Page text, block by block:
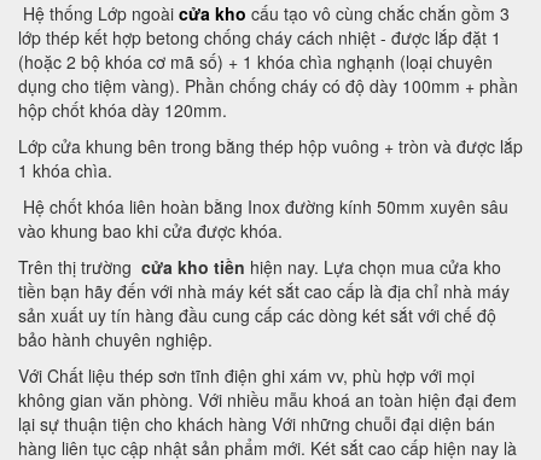
Hệ thống Lớp ngoài cửa kho cấu tạo vô cùng chắc chắn gồm 3
lớp thép kết hợp betong chống cháy cách nhiệt - được lắp đặt 1
(hoặc 2 bộ khóa cơ mã số) + 1 khóa chìa nghạnh (loại chuyên
dụng cho tiệm vàng). Phần chống cháy có độ dày 100mm + phần
hộp chốt khóa dày 120mm.
Lớp cửa khung bên trong bằng thép hộp vuông + tròn và được lắp
1 khóa chìa.
Hệ chốt khóa liên hoàn bằng Inox đường kính 50mm xuyên sâu
vào khung bao khi cửa được khóa.
Trên thị trường cửa kho tiền hiện nay. Lựa chọn mua cửa kho
tiền bạn hãy đến với nhà máy két sắt cao cấp là địa chỉ nhà máy
sản xuất uy tín hàng đầu cung cấp các dòng két sắt với chế độ
bảo hành chuyên nghiệp.
Với Chất liệu thép sơn tĩnh điện ghi xám vv, phù hợp với mọi
không gian văn phòng. Với nhiều mẫu khoá an toàn hiện đại đem
lại sự thuận tiện cho khách hàng Với những chuỗi đại diện bán
hàng liên tục cập nhật sản phẩm mới. Két sắt cao cấp hiện nay là